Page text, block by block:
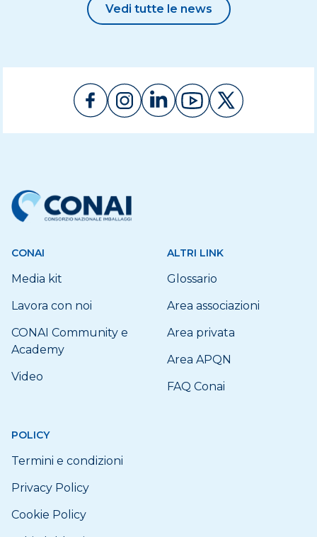
Vedi tutte le news
CONAI
Media kit
Lavora con noi
CONAI Community e
Academy
Video
ALTRI LINK
Glossario
Area associazioni
Area privata
Area APQN
FAQ Conai
POLICY
Termini e condizioni
Privacy Policy
Cookie Policy